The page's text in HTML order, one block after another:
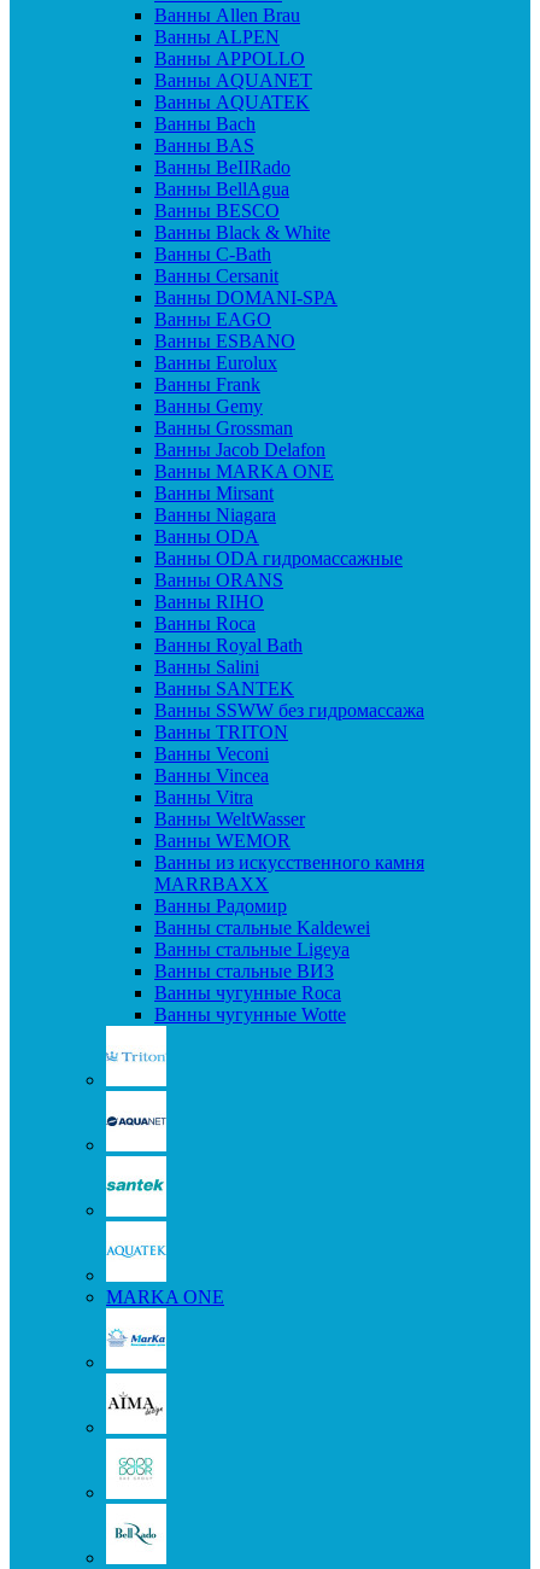
Ванны Allen Brau
Ванны ALPEN
Ванны APPOLLO
Ванны AQUANET
Ванны AQUATEK
Ванны Bach
Ванны BAS
Ванны BeIIRado
Ванны BellAgua
Ванны BESCO
Ванны Black & White
Ванны C-Bath
Ванны Cersanit
Ванны DOMANI-SPA
Ванны EAGO
Ванны ESBANO
Ванны Eurolux
Ванны Frank
Ванны Gemy
Ванны Grossman
Ванны Jacob Delafon
Ванны MARKA ONE
Ванны Mirsant
Ванны Niagara
Ванны ODA
Ванны ODA гидромассажные
Ванны ORANS
Ванны RIHO
Ванны Roca
Ванны Royal Bath
Ванны Salini
Ванны SANTEK
Ванны SSWW без гидромассажа
Ванны TRITON
Ванны Veconi
Ванны Vincea
Ванны Vitra
Ванны WeltWasser
Ванны WEMOR
Ванны из искусственного камня
MARRBAXX
Ванны Радомир
Ванны стальные Kaldewei
Ванны стальные Ligeya
Ванны стальные ВИЗ
Ванны чугунные Roca
Ванны чугунные Wotte
MARKA ONE